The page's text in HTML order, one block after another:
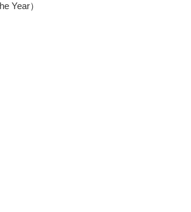
Year）